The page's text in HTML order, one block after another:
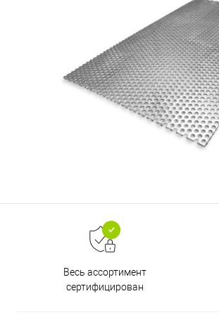
Весь ассортимент
сертифицирован